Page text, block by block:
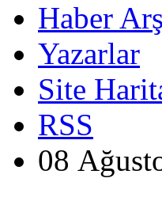
Haber
Yazarlar
Site
RSS
08